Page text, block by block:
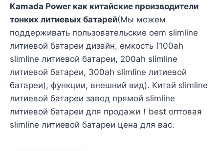
Kamada Power как китайские производители
тонких литиевых батарей(Мы можем
поддерживать пользовательские oem slimline
литиевой батареи дизайн, емкость (100ah
slimline литиевой батареи, 200ah slimline
литиевой батареи, 300ah slimline литиевой
батареи), функции, внешний вид). Китай slimline
литиевой батареи завод прямой slimline
литиевой батареи для продажи！best оптовая
slimline литиевой батареи цена для вас.